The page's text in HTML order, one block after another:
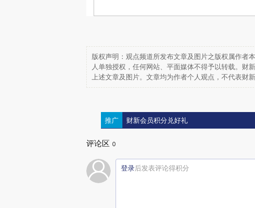
版权声明：观点频道所发布文章及图片之版权属作者
人单独授权，任何网站、平面媒体不得予以转载。财
上述文章及图片。文章均为作者个人观点，不代表财
推广 财新会员积分兑好礼
评论区 0
登录后发表评论得积分